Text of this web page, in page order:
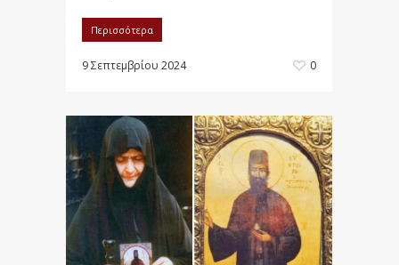
Περισσότερα
9 Σεπτεμβρίου 2024 0